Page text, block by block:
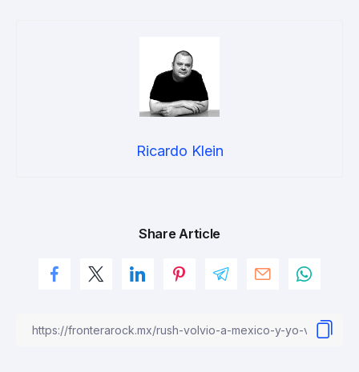
Ricardo Klein
Share Article